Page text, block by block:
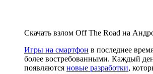
Скачать взлом Off The Road на
Игры на смартфон в последнее
более востребованными. Каждый
появляются новые разработки,